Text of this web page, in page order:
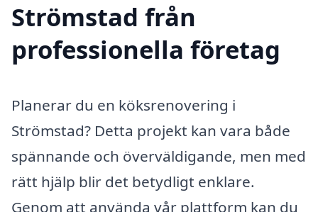
Strömstad från
professionella företag
Planerar du en köksrenovering i
Strömstad? Detta projekt kan vara både
spännande och överväldigande, men med
rätt hjälp blir det betydligt enklare.
Genom att använda vår plattform kan du